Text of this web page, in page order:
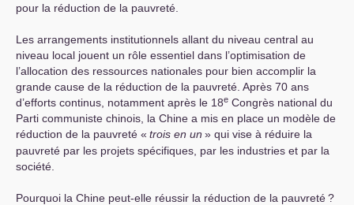
pour la réduction de la pauvreté.
Les arrangements institutionnels allant du niveau central au
niveau local jouent un rôle essentiel dans l’optimisation de
l’allocation des ressources nationales pour bien accomplir la
grande cause de la réduction de la pauvreté. Après 70 ans
d’efforts continus, notamment après le 18e Congrès national du
Parti communiste chinois, la Chine a mis en place un modèle de
réduction de la pauvreté « trois en un » qui vise à réduire la
pauvreté par les projets spécifiques, par les industries et par la
société.
Pourquoi la Chine peut-elle réussir la réduction de la pauvreté?